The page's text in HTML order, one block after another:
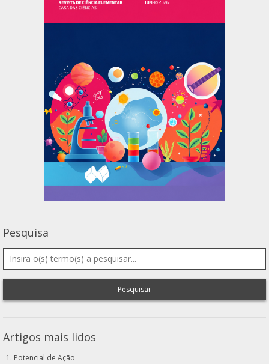
Pesquisa
Pesquisar
Artigos mais lidos
Potencial de Ação